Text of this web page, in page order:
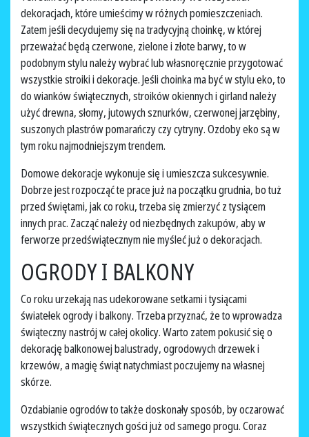
dekoracjach, które umieścimy w różnych pomieszczeniach.
Zatem jeśli decydujemy się na tradycyjną choinkę, w której
przeważać będą czerwone, zielone i złote barwy, to w
podobnym stylu należy wybrać lub własnoręcznie przygotować
wszystkie stroiki i dekoracje. Jeśli choinka ma być w stylu eko, to
do wianków świątecznych, stroików okiennych i girland należy
użyć drewna, słomy, jutowych sznurków, czerwonej jarzębiny,
suszonych plastrów pomarańczy czy cytryny. Ozdoby eko są w
tym roku najmodniejszym trendem.
Domowe dekoracje wykonuje się i umieszcza sukcesywnie.
Dobrze jest rozpocząć te prace już na początku grudnia, bo tuż
przed świętami, jak co roku, trzeba się zmierzyć z tysiącem
innych prac. Zacząć należy od niezbędnych zakupów, aby w
ferworze przedświątecznym nie myśleć już o dekoracjach.
OGRODY I BALKONY
Co roku urzekają nas udekorowane setkami i tysiącami
światełek ogrody i balkony. Trzeba przyznać, że to wprowadza
świąteczny nastrój w całej okolicy. Warto zatem pokusić się o
dekorację balkonowej balustrady, ogrodowych drzewek i
krzewów, a magię świąt natychmiast poczujemy na własnej
skórze.
Ozdabianie ogrodów to także doskonały sposób, by oczarować
wszystkich świątecznych gości już od samego progu. Coraz